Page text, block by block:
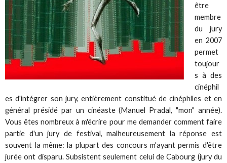
être
membre
du jury
en 2007
permet
toujour
s à des
cinéphil
es d'intégrer son jury, entièrement constitué de cinéphiles et en
général présidé par un cinéaste (Manuel Pradal, "mon" année).
Vous êtes nombreux à m'écrire pour me demander comment faire
partie d'un jury de festival, malheureusement la réponse est
souvent la même: la plupart des concours m'ayant permis d'être
jurée ont disparu. Subsistent seulement celui de Cabourg (jury du